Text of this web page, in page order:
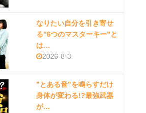
なりたい自分を引き寄せ
る”6つのマスターキー”と
は…
2026-8-3
”とある音”を鳴らすだけ
身体が変わる!?最強武器
が…